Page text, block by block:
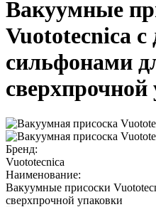
Вакуумные
Vuototecnica с
сильфонами
сверхпрочной
Бренд:
Vuototecnica
Наименование:
Вакуумные присоски
сверхпрочной упаковки